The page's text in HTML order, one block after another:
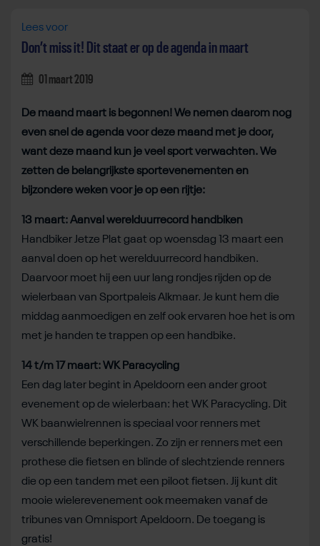
Lees voor
Don’t miss it! Dit staat er op de agenda in maart
01 maart 2019
De maand maart is begonnen! We nemen daarom nog
even snel de agenda voor deze maand met je door,
want deze maand kun je veel sport verwachten. We
zetten de belangrijkste sportevenementen en
bijzondere weken voor je op een rijtje:
13 maart: Aanval werelduurrecord handbiken
Handbiker Jetze Plat gaat op woensdag 13 maart een
aanval doen op het werelduurrecord handbiken.
Daarvoor moet hij een uur lang rondjes rijden op de
wielerbaan van Sportpaleis Alkmaar. Je kunt hem die
middag aanmoedigen en zelf ook ervaren hoe het is om
met je handen te trappen op een handbike.
14 t/m 17 maart: WK Paracycling
Een dag later begint in Apeldoorn een ander groot
evenement op de wielerbaan: het WK Paracycling. Dit
WK baanwielrennen is speciaal voor renners met
verschillende beperkingen. Zo zijn er renners met een
prothese die fietsen en blinde of slechtziende renners
die op een tandem met een piloot fietsen. Jij kunt dit
mooie wielerevenement ook meemaken vanaf de
tribunes van Omnisport Apeldoorn. De toegang is
gratis!